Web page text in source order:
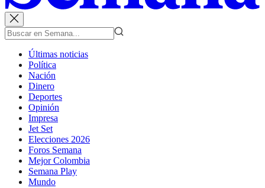
Últimas noticias
Política
Nación
Dinero
Deportes
Opinión
Impresa
Jet Set
Elecciones 2026
Foros Semana
Mejor Colombia
Semana Play
Mundo